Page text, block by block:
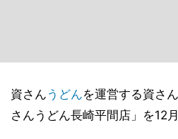
資さん うどんを運営する資さ
さんうどん長崎平間店」を12